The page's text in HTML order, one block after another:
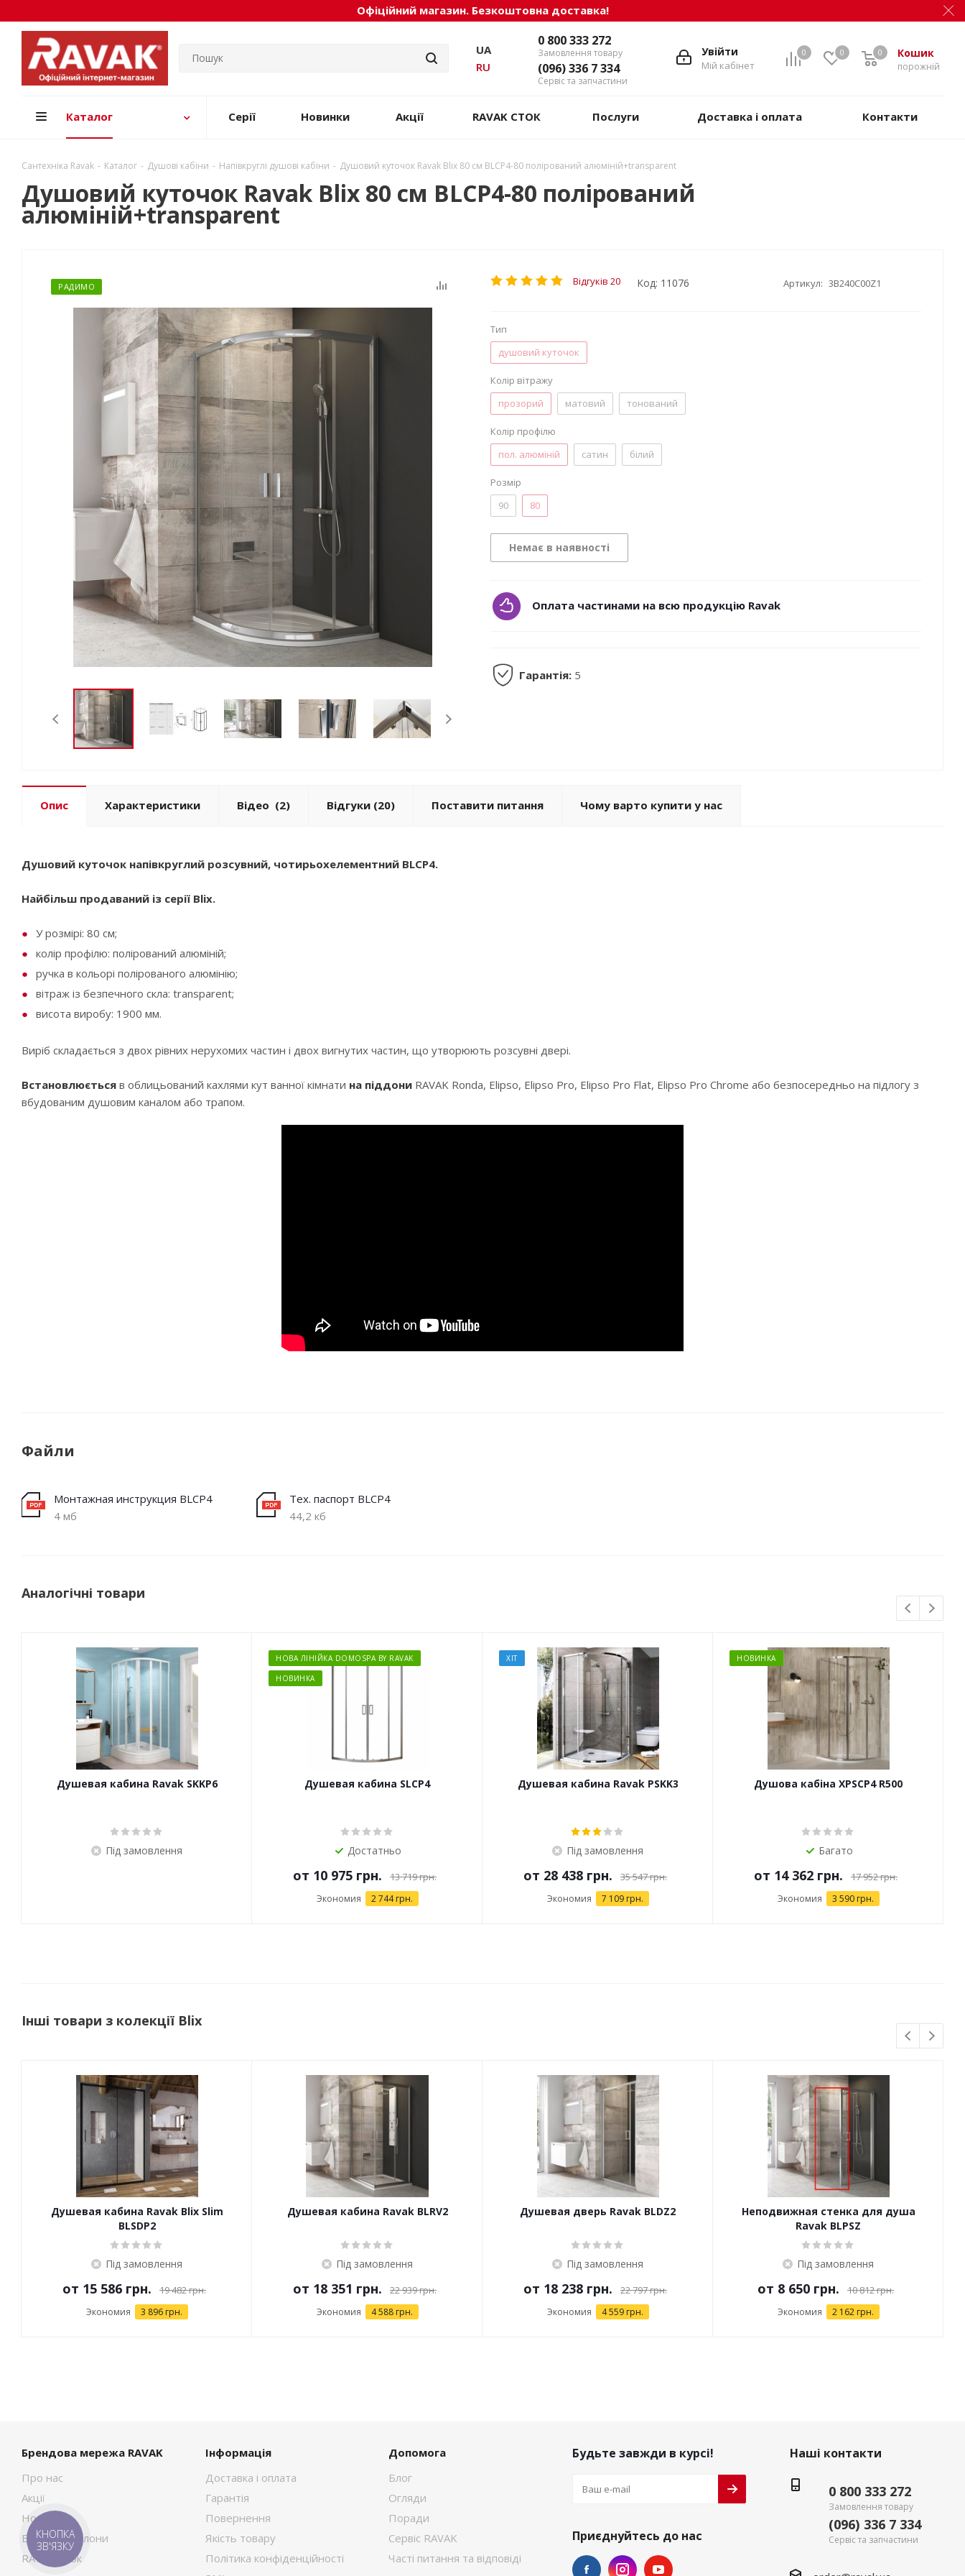
Офіційний магазин. Безкоштовна доставка!
0 0 Кошик
порожній
0
Увійти
Мій кабінет
0 800 333 272
Замовлення товару
(096) 336 7 334
Сервіс та запчастини
UA
RU
Каталог Серії Новинки Акції RAVAK СТОК Послуги Доставка і оплата Контакти
Сантехніка Ravak - Каталог - Душові кабіни - Напівкруглі душові кабіни - Душовий куточок Ravak Blix 80 см BLCP4-80 полірований алюміній+transparent
Душовий куточок Ravak Blix 80 см BLCP4-80 полірований
алюміній+transparent
РАДИМО Відгуків 20 Код: 11076 Артикул: 3B240C00Z1
Тип
душовий куточок
Колір вітражу
прозорий
матовий тонований
Колір профілю
пол. алюміній
сатин білий
Розмір
90
80
Немає в наявності
Оплата частинами на всю продукцію Ravak
Гарантія: 5
Опис Характеристики Відео (2) Відгуки (20) Поставити питання Чому варто купити у нас
Душовий куточок напівкруглий розсувний, чотирьохелементний BLCP4.
Найбільш продаваний із серії Blix.
У розмірі: 80 см;
колір профілю: полірований алюміній;
ручка в кольорі полірованого алюмінію;
вітраж із безпечного скла: transparent;
висота виробу: 1900 мм.
Виріб складається з двох рівних нерухомих частин і двох вигнутих частин, що утворюють розсувні двері.
Встановлюється в облицьований кахлями кут ванної кімнати на піддони RAVAK Ronda, Elipso, Elipso Pro, Elipso Pro Flat, Elipso Pro Chrome або безпосередньо на підлогу з
вбудованим душовим каналом або трапом.
Файли
Монтажная инструкция BLCP4
4 мб
Тех. паспорт BLCP4
44,2 кб
Аналогічні товари
Душевая кабина Ravak SKKP6
Під замовлення
НОВА ЛІНІЙКА DOMOSPA BY RAVAK
НОВИНКА
Душевая кабина SLCP4
Достатньо
от 10 975 грн. 13 719 грн.
Экономия 2 744 грн.
ХІТ
Душевая кабина Ravak PSKK3
Під замовлення
от 28 438 грн. 35 547 грн.
Экономия 7 109 грн.
НОВИНКА
Душова кабіна XPSCP4 R500
Багато
от 14 362 грн. 17 952 грн.
Экономия 3 590 грн.
Інші товари з колекції Blix
Душевая кабина Ravak Blix Slim
BLSDP2
Під замовлення
от 15 586 грн. 19 482 грн.
Экономия 3 896 грн.
Душевая кабина Ravak BLRV2
Під замовлення
от 18 351 грн. 22 939 грн.
Экономия 4 588 грн.
Душевая дверь Ravak BLDZ2
Під замовлення
от 18 238 грн. 22 797 грн.
Экономия 4 559 грн.
Неподвижная стенка для душа
Ravak BLPSZ
Під замовлення
от 8 650 грн. 10 812 грн.
Экономия 2 162 грн.
Брендова мережа RAVAK
Про нас
Акції
Новини
Брендові салони
RAVAK Сток
Інформація
Доставка і оплата
Гарантія
Повернення
Якість товару
Політика конфіденційності
Допомога
Блог
Огляди
Поради
Сервіс RAVAK
Часті питання та відповіді
Будьте завжди в курсі!
Приєднуйтесь до нас
Наші контакти
0 800 333 272
Замовлення товару
(096) 336 7 334
Сервіс та запчастини
КНОПКА
ЗВ'ЯЗКУ